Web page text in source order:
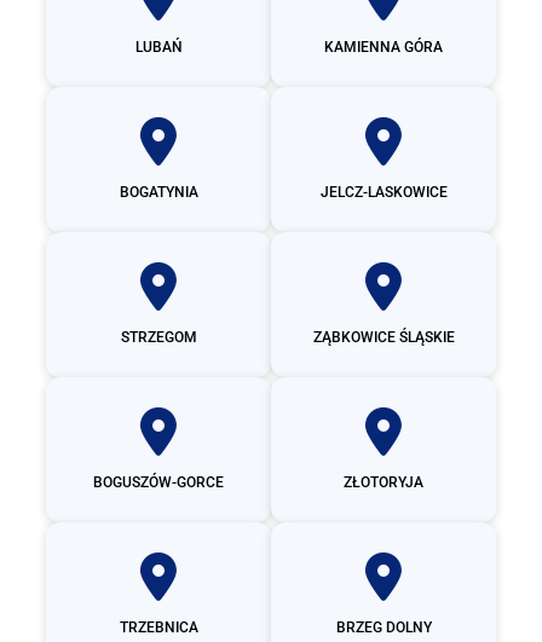
LUBAŃ KAMIENNA GÓRA
BOGATYNIA JELCZ-LASKOWICE
STRZEGOM ZĄBKOWICE ŚLĄSKIE
BOGUSZÓW-GORCE ZŁOTORYJA
TRZEBNICA BRZEG DOLNY